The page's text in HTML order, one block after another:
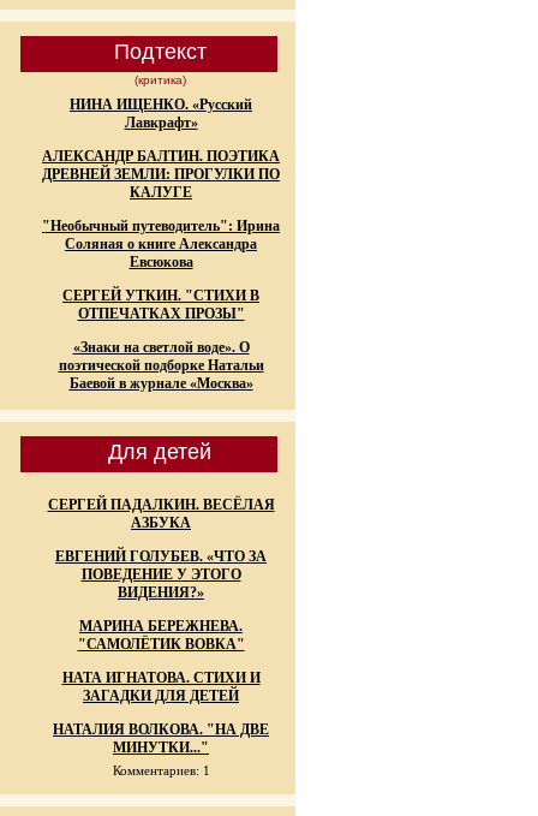
Подтекст
(критика)
НИНА ИЩЕНКО. «Русский
Лавкрафт»
АЛЕКСАНДР БАЛТИН. ПОЭТИКА
ДРЕВНЕЙ ЗЕМЛИ: ПРОГУЛКИ ПО
КАЛУГЕ
"Необычный путеводитель": Ирина
Соляная о книге Александра
Евсюкова
СЕРГЕЙ УТКИН. "СТИХИ В
ОТПЕЧАТКАХ ПРОЗЫ"
«Знаки на светлой воде». О
поэтической подборке Натальи
Баевой в журнале «Москва»
Для детей
СЕРГЕЙ ПАДАЛКИН. ВЕСЁЛАЯ
АЗБУКА
ЕВГЕНИЙ ГОЛУБЕВ. «ЧТО ЗА
ПОВЕДЕНИЕ У ЭТОГО
ВИДЕНИЯ?»
МАРИНА БЕРЕЖНЕВА.
"САМОЛЁТИК ВОВКА"
НАТА ИГНАТОВА. СТИХИ И
ЗАГАДКИ ДЛЯ ДЕТЕЙ
НАТАЛИЯ ВОЛКОВА. "НА ДВЕ
МИНУТКИ..."
Комментариев: 1